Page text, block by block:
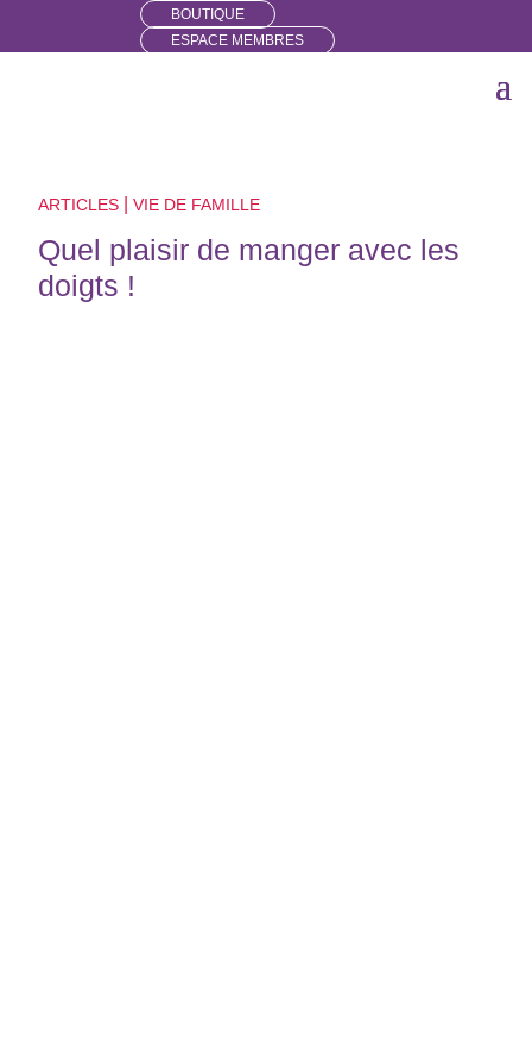
BOUTIQUE
ESPACE MEMBRES
ARTICLES |VIE DE FAMILLE
Quel plaisir de manger avec les
doigts !